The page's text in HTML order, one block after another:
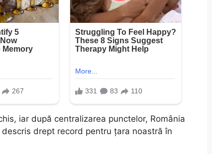
iar după centralizarea punctelor, România
drept record pentru țara noastră în